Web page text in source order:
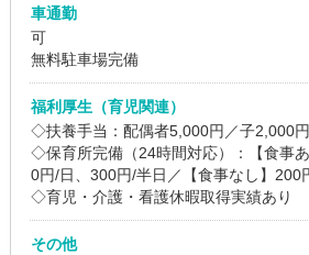
車通勤
可
無料駐車場完備
福利厚生（育児関連）
◇扶養手当：配偶者5,000円／子2,000
◇保育所完備（24時間対応）：【食事
0円/日、300円/半日／【食事なし】
◇育児・介護・看護休暇取得実績あり
その他